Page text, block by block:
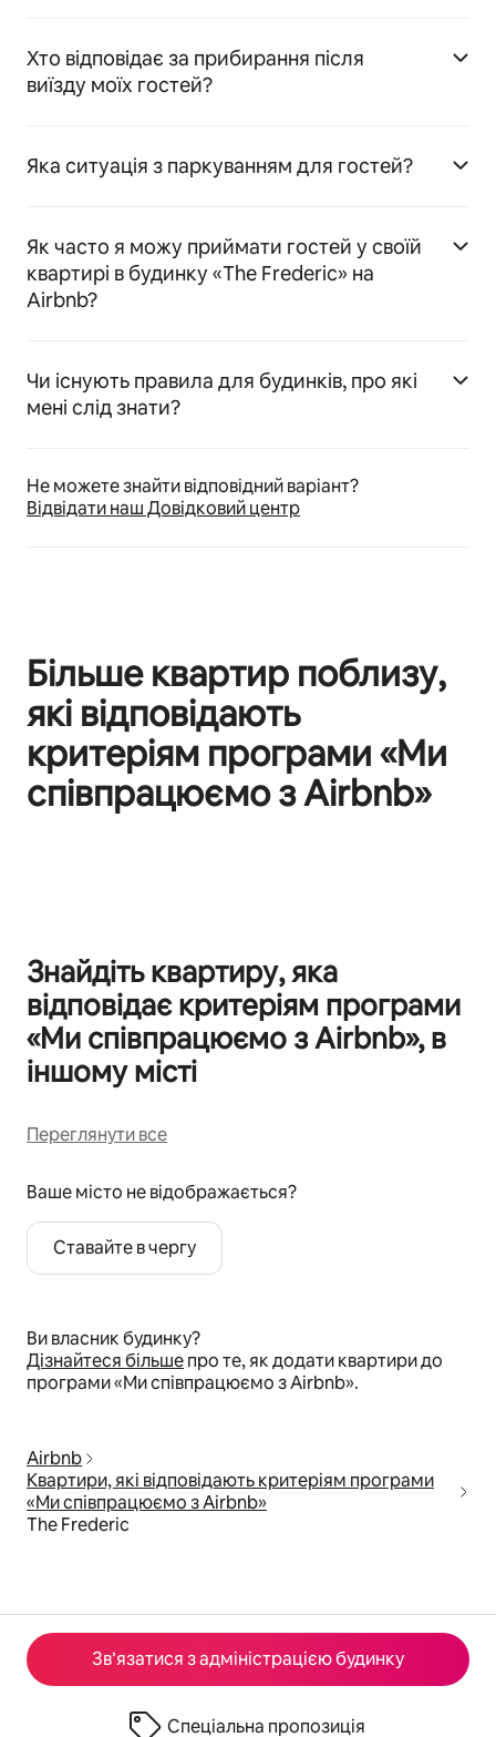
Зв’язатися з адміністрацією будинку
Спеціальна пропозиція
Хто відповідає за прибирання після
виїзду моїх гостей?
Яка ситуація з паркуванням для гостей?
Як часто я можу приймати гостей у своїй
квартирі в будинку «The Frederic» на
Airbnb?
Чи існують правила для будинків, про які
мені слід знати?
Не можете знайти відповідний варіант?
Відвідати наш Довідковий центр
Більше квартир поблизу,
які відповідають
критеріям програми «Ми
співпрацюємо з Airbnb»
Знайдіть квартиру, яка
відповідає критеріям програми
«Ми співпрацюємо з Airbnb», в
іншому місті
Переглянути все
Ваше місто не відображається?
Ставайте в чергу
Ви власник будинку?
Дізнайтеся більшепро те, як додати квартири до
програми «Ми співпрацюємо з Airbnb».
Airbnb
Квартири, які відповідають критеріям програми
«Ми співпрацюємо з Airbnb»
The Frederic